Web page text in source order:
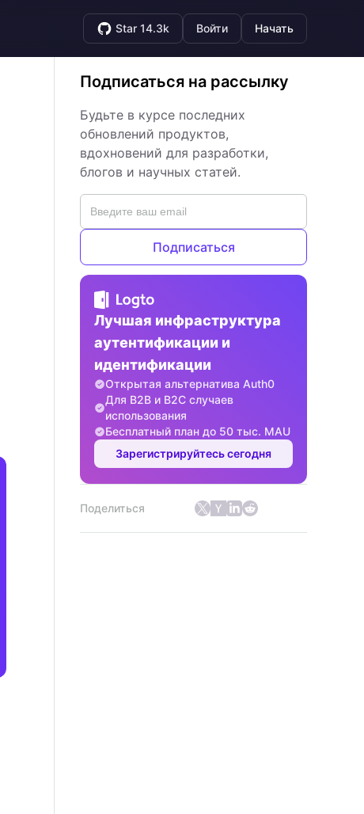
Star 14.3k Войти Начать
Подписаться на рассылку
Будьте в курсе последних
обновлений продуктов,
вдохновений для разработки,
блогов и научных статей.
Подписаться
Лучшая инфраструктура
аутентификации и
идентификации
Открытая альтернатива Auth0
Для B2B и B2C случаев
использования
Бесплатный план до 50 тыс. MAU
Зарегистрируйтесь сегодня
Поделиться